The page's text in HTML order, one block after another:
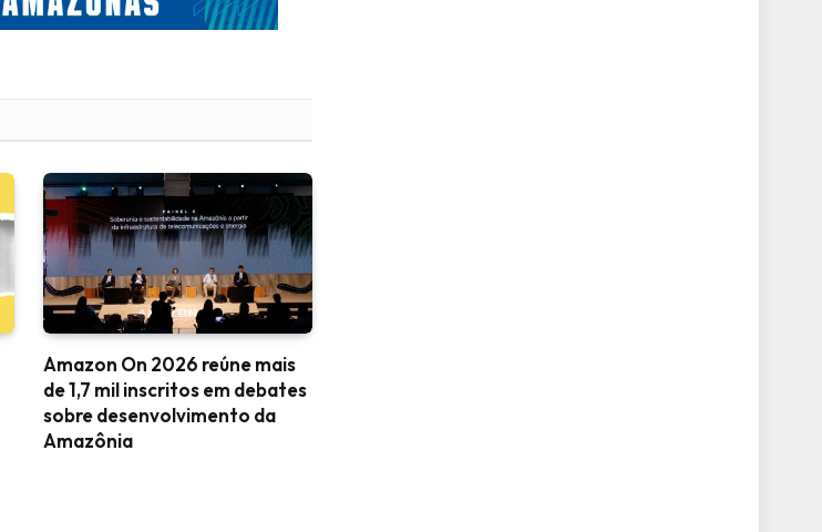
Amazon On 2026 reúne mais
de 1,7 mil inscritos em debates
sobre desenvolvimento da
Amazônia